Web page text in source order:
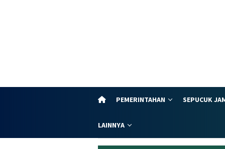
PEMERINTAHAN SEPUCUK
LAINNYA